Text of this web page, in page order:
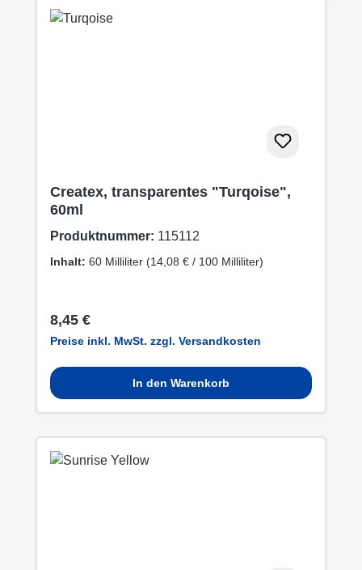
Createx, transparentes "Turqoise",
60ml
Produktnummer: 115112
Inhalt: 60 Milliliter (14,08 € / 100 Milliliter)
Regulärer Preis:
8,45 €
Preise inkl. MwSt. zzgl. Versandkosten
In den Warenkorb